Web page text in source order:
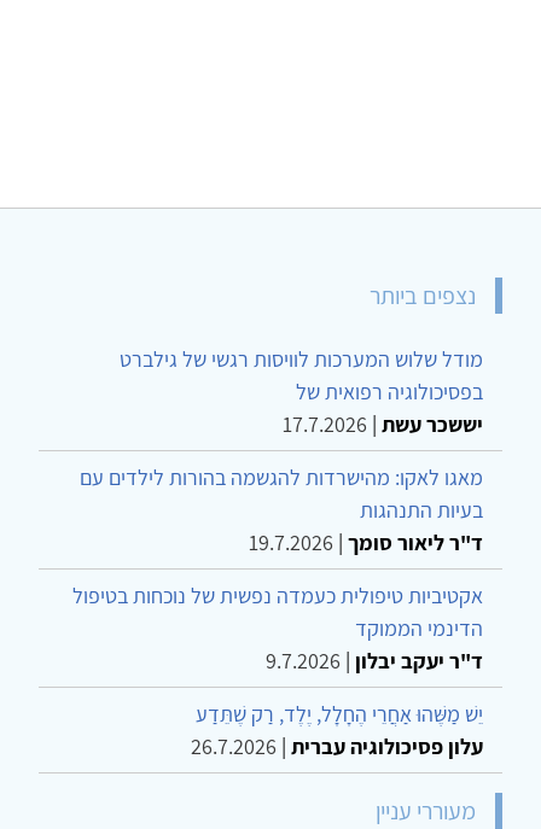
נצפים ביותר
מודל שלוש המערכות לוויסות רגשי של גילברט
בפסיכולוגיה רפואית של
יששכר עשת |
17.7.2026
מאגו לאקו: מהישרדות להגשמה בהורות לילדים עם
בעיות התנהגות
ד"ר ליאור סומך |
19.7.2026
אקטיביות טיפולית כעמדה נפשית של נוכחות בטיפול
הדינמי הממוקד
ד"ר יעקב יבלון |
9.7.2026
יֵשׁ מַשֶּׁהוּ אַחֲרֵי הֶחָלָל, יֶלֶד, רַק שֶׁתֵּדַע
עלון פסיכולוגיה עברית |
26.7.2026
מעוררי עניין